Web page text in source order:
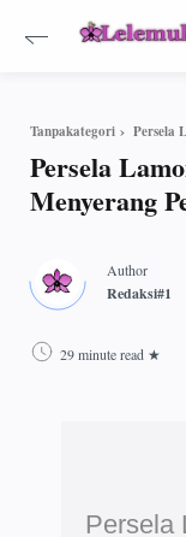
Tanpakategori Persela
Persela
Menyerang
29 minute read
Persela